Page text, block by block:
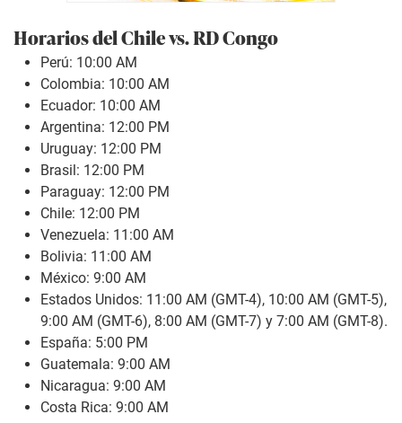
Horarios del Chile vs. RD Congo
Perú: 10:00 AM
Colombia: 10:00 AM
Ecuador: 10:00 AM
Argentina: 12:00 PM
Uruguay: 12:00 PM
Brasil: 12:00 PM
Paraguay: 12:00 PM
Chile: 12:00 PM
Venezuela: 11:00 AM
Bolivia: 11:00 AM
México: 9:00 AM
Estados Unidos: 11:00 AM (GMT-4), 10:00 AM (GMT-5),
9:00 AM (GMT-6), 8:00 AM (GMT-7) y 7:00 AM (GMT-8).
España: 5:00 PM
Guatemala: 9:00 AM
Nicaragua: 9:00 AM
Costa Rica: 9:00 AM